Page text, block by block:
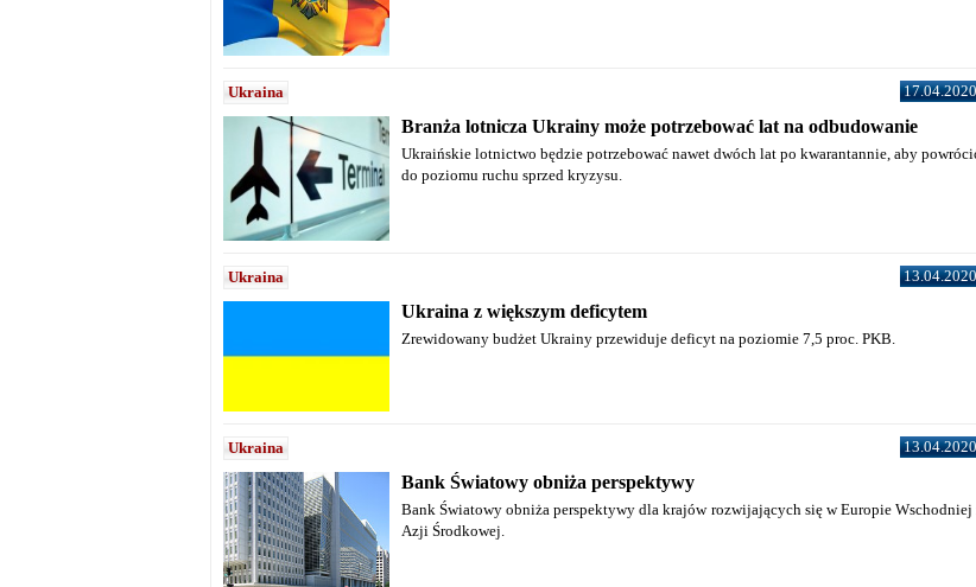
Ukraina 17.04.2020
Branża lotnicza Ukrainy może potrzebować lat na odbudowanie
Ukraińskie lotnictwo będzie potrzebować nawet dwóch lat po kwarantannie, aby
do poziomu ruchu sprzed kryzysu.
Ukraina 13.04.2020
Ukraina z większym deficytem
Zrewidowany budżet Ukrainy przewiduje deficyt na poziomie 7,5 proc. PKB.
Ukraina 13.04.2020
Bank Światowy obniża perspektywy
Bank Światowy obniża perspektywy dla krajów rozwijających się w Europie Wschodniej
Azji Środkowej.